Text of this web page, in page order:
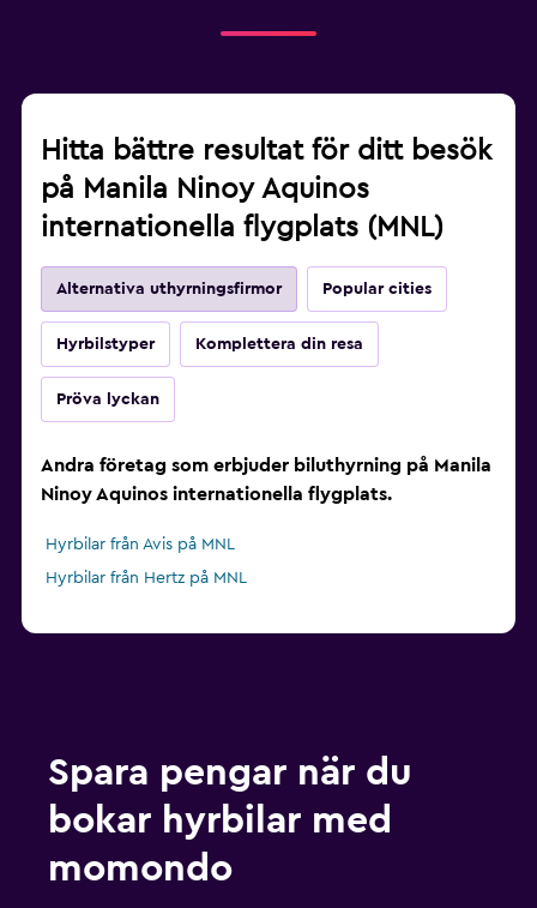
Hitta bättre resultat för ditt besök
på Manila Ninoy Aquinos
internationella flygplats (MNL)
Alternativa uthyrningsfirmor Popular cities
Hyrbilstyper Komplettera din resa
Pröva lyckan
Andra företag som erbjuder biluthyrning på Manila
Ninoy Aquinos internationella flygplats.
Hyrbilar från Avis på MNL
Hyrbilar från Hertz på MNL
Spara pengar när du
bokar hyrbilar med
momondo